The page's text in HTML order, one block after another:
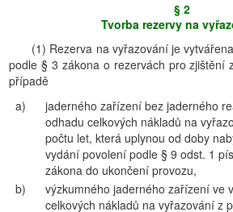
§ 2
Tvorba rezervy na
(1) Rezerva na vyřazování je
podle § 3 zákona o rezervách pro zjištění
případě
a)
jaderného zařízení bez jaderného
odhadu celkových nákladů na
počtu let, která uplynou od doby
vydání povolení podle § 9 odst. 1
zákona do ukončení provozu,
b)
výzkumného jaderného zařízení ve
celkových nákladů na vyřazování z